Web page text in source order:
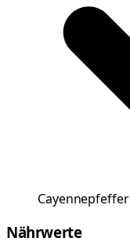
Cayennepfeffer
Nährwerte